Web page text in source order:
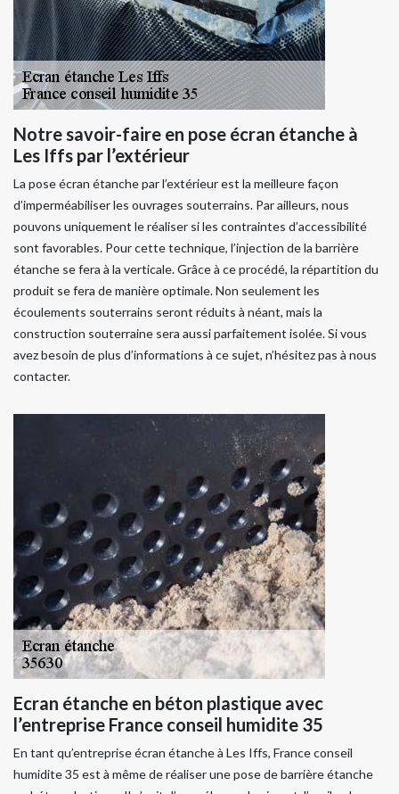
Notre savoir-faire en pose écran étanche à
Les Iffs par l’extérieur
La pose écran étanche par l’extérieur est la meilleure façon
d’imperméabiliser les ouvrages souterrains. Par ailleurs, nous
pouvons uniquement le réaliser si les contraintes d’accessibilité
sont favorables. Pour cette technique, l’injection de la barrière
étanche se fera à la verticale. Grâce à ce procédé, la répartition du
produit se fera de manière optimale. Non seulement les
écoulements souterrains seront réduits à néant, mais la
construction souterraine sera aussi parfaitement isolée. Si vous
avez besoin de plus d’informations à ce sujet, n’hésitez pas à nous
contacter.
Ecran étanche en béton plastique avec
l’entreprise France conseil humidite 35
En tant qu’entreprise écran étanche à Les Iffs, France conseil
humidite 35 est à même de réaliser une pose de barrière étanche